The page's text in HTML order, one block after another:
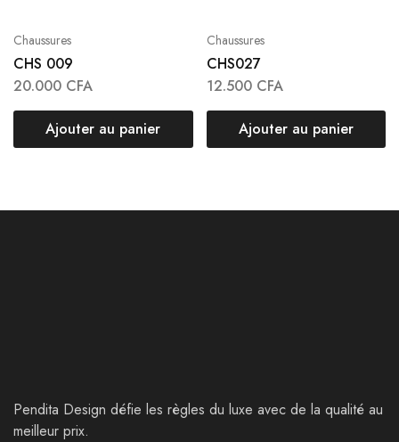
Chaussures
CHS 009
20.000 CFA
Ajouter au panier
Chaussures
CHS027
12.500 CFA
Ajouter au panier
Pendita Design défie les règles du luxe avec de la qualité au
meilleur prix.